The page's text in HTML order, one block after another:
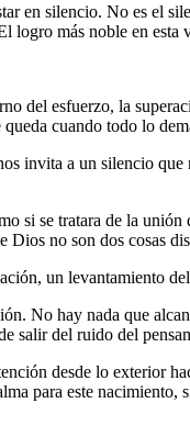
en silencio. No es el
logro más noble en
del esfuerzo, la
cuando todo lo
invita a un silencio
si se tratara de la
Dios no son dos cosas
un levantamiento
No hay nada que
salir del ruido del
desde lo exterior
para este nacimiento,